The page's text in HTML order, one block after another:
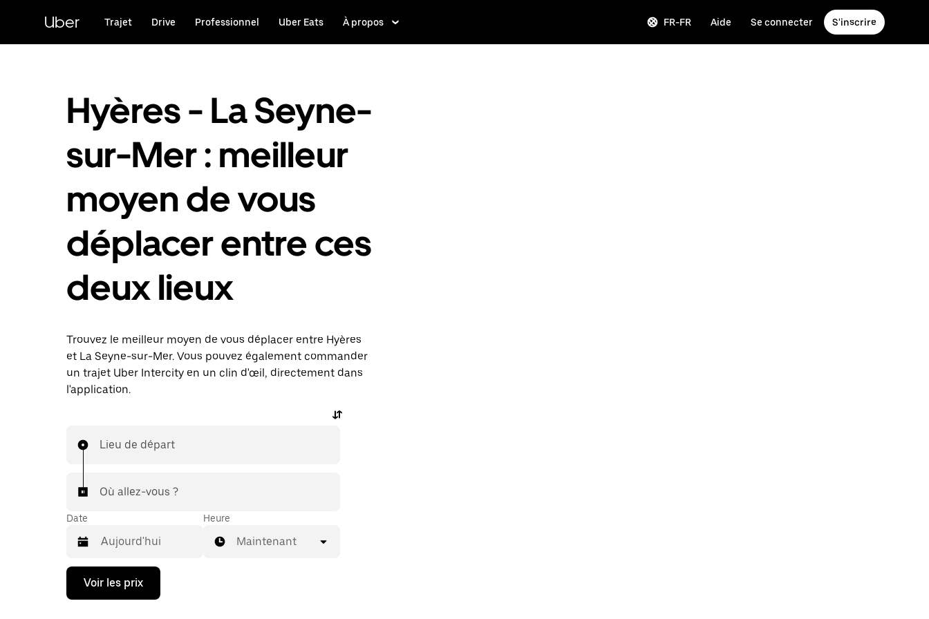
principal
Uber Trajet Drive Professionnel Uber Eats À propos FR-FR Aide Se connecter S'inscrire
Hyères - La Seyne-
sur-Mer : meilleur
moyen de vous
déplacer entre ces
deux lieux
Trouvez le meilleur moyen de vous déplacer entre Hyères
et La Seyne-sur-Mer. Vous pouvez également commander
un trajet Uber Intercity en un clin d'œil, directement dans
l'application.
Lieu de départ
Où allez-vous ?
Date
Appuyez
la
Heure
Maintenant
Voir les prix